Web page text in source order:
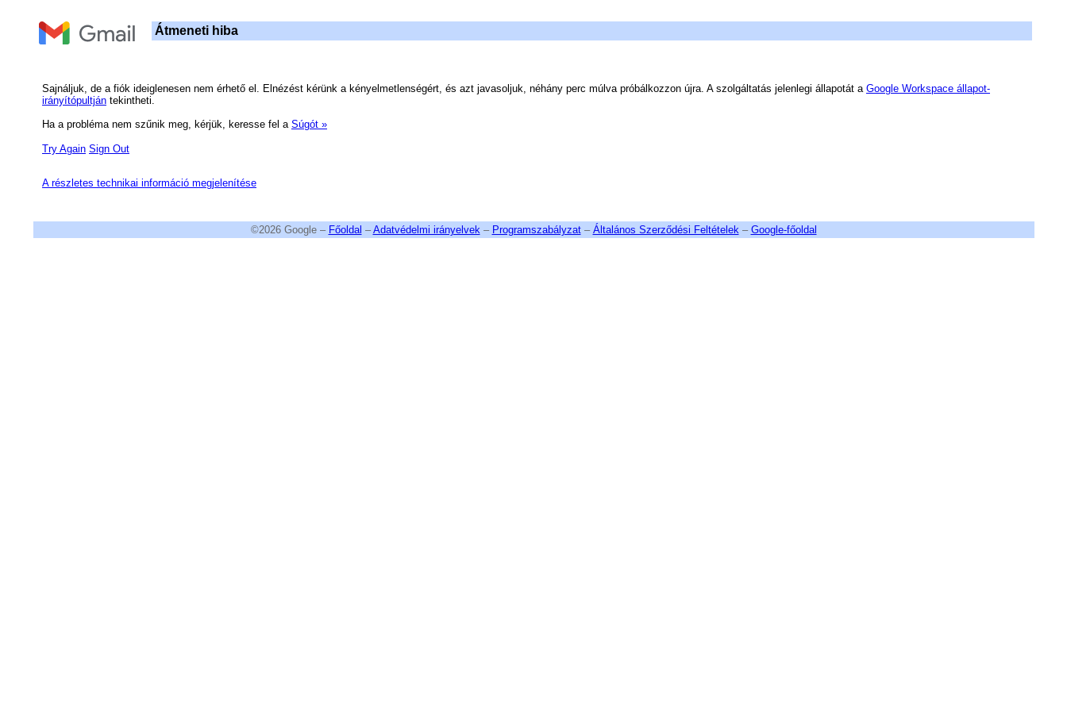
Átmeneti hiba
Sajnáljuk, de a fiók ideiglenesen nem érhető el. Elnézést kérünk a kényelmetlenségért, és azt javasoljuk, néhány perc múlva próbálkozzon újra. A szolgáltatás jelenlegi állapotát a Google Workspace állapot-
irányítópultján tekintheti.
Ha a probléma nem szűnik meg, kérjük, keresse fel a Súgót »
Try Again Sign Out
A részletes technikai információ megjelenítése
©2026 Google – Főoldal –Adatvédelmi irányelvek– Programszabályzat– Általános Szerződési Feltételek– Google-főoldal